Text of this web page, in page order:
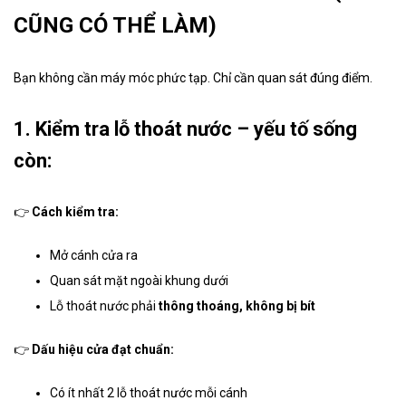
CŨNG CÓ THỂ LÀM)
Bạn không cần máy móc phức tạp. Chỉ cần quan sát đúng điểm.
1. Kiểm tra lỗ thoát nước – yếu tố sống
còn:
👉 Cách kiểm tra:
Mở cánh cửa ra
Quan sát mặt ngoài khung dưới
Lỗ thoát nước phải thông thoáng, không bị bít
👉 Dấu hiệu cửa đạt chuẩn:
Có ít nhất 2 lỗ thoát nước mỗi cánh